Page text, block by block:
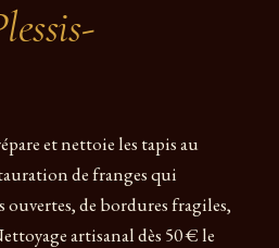
et nettoie les tapis au
de franges qui
ouvertes, de bordures fragiles,
artisanal dès 50 € le